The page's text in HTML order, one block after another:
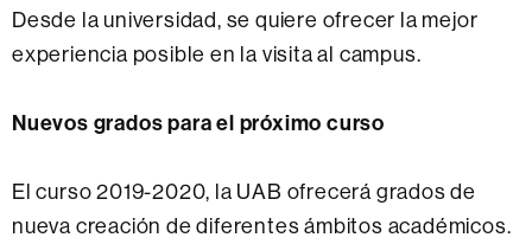
Desde la universidad, se quiere ofrecer la mejor
experiencia posible en la visita al campus.
Nuevos grados para el próximo curso
El curso 2019-2020, la UAB ofrecerá grados de
nueva creación de diferentes ámbitos académicos.